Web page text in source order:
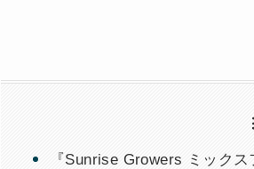
『Sunrise Growers ミック